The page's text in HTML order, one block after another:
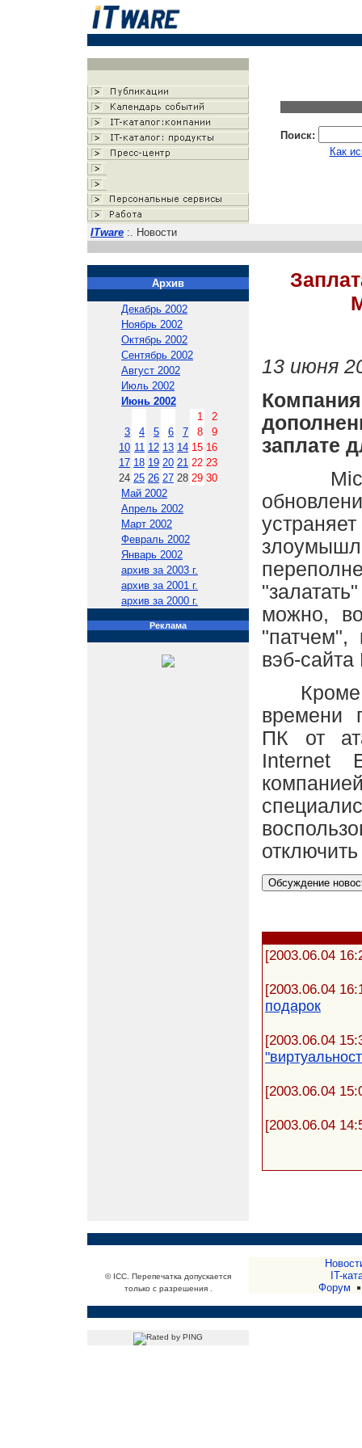
Поиск:
Как
ITware :. Новости
Архив
Декабрь 2002
Ноябрь 2002
Октябрь 2002
Сентябрь 2002
Август 2002
Июль 2002
Июнь 2002
1
2
3
4 5 6 7 8
9
10 11 12 13 14 15 16
17 18 19 20 21 22 23
24 25 26 27 28 29 30
Май 2002
Апрель 2002
Март 2002
Февраль 2002
Январь 2002
архив за 2003 г.
архив за 2001 г.
архив за 2000 г.
Реклама
13 июня
заплате
можно,
"патчем",
вэб-
Кроме
времени
ПК от
Internet
[2003.06.04
[2003.06.04
подарок
[2003.06.04
[2003.06.04
[2003.06.04
© ICC. Перепечатка допускается
только с разрешения .
IT-
Форум